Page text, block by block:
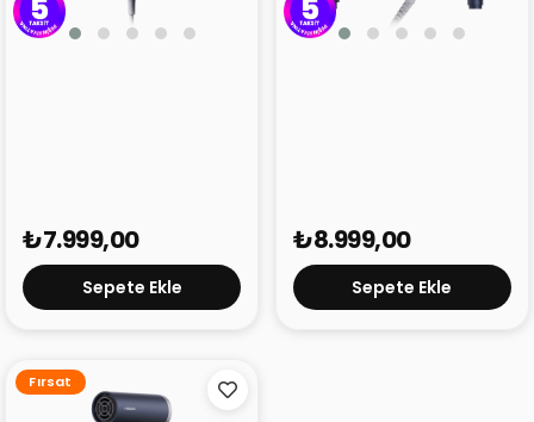
₺7.999,00
Sepete Ekle
₺8.999,00
Sepete Ekle
Fırsat